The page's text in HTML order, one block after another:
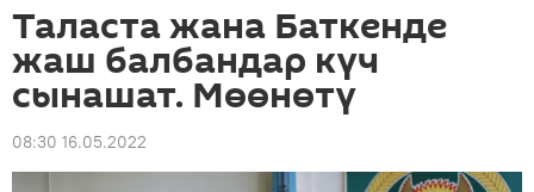
Таласта жана Баткенде
жаш балбандар күч
сынашат. Мөөнөтү
08:30 16.05.2022